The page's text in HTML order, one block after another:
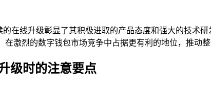
的在线升级彰显了其积极进取的产品态度和强大的技术
在激烈的数字钱包市场竞争中占据更有利的地位，推动
级时的注意要点